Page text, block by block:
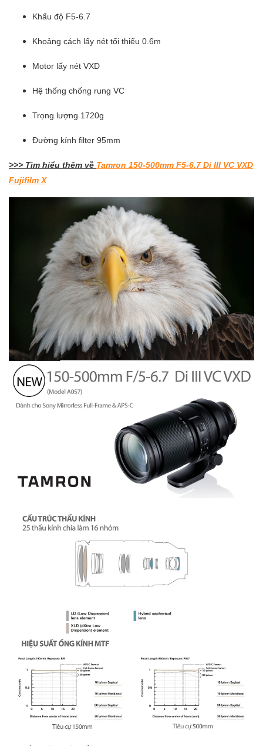
Khẩu độ F5-6.7
Khoảng cách lấy nét tối thiểu 0.6m
Motor lấy nét VXD
Hệ thống chống rung VC
Trọng lượng 1720g
Đường kính filter 95mm
>>> Tìm hiểu thêm về Tamron 150-500mm F5-6.7 Di III VC VXD
Fujifilm X